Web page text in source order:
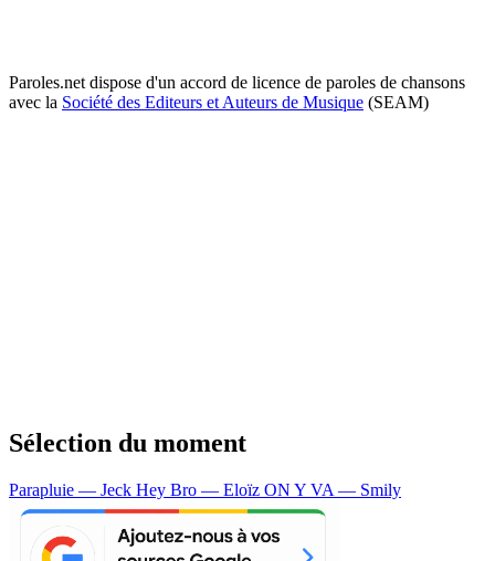
Paroles.net dispose d'un accord de licence de paroles de chansons
avec la Société des Editeurs et Auteurs de Musique (SEAM)
Sélection du moment
Parapluie — Jeck Hey Bro — Eloïz ON Y VA — Smily